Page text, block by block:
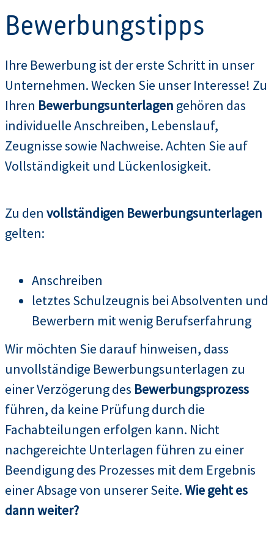
Bewerbungstipps
Ihre Bewerbung ist der erste Schritt in unser
Unternehmen. Wecken Sie unser Interesse! Zu
Ihren Bewerbungsunterlagen gehören das
individuelle Anschreiben, Lebenslauf,
Zeugnisse sowie Nachweise. Achten Sie auf
Vollständigkeit und Lückenlosigkeit.
Zu den vollständigen Bewerbungsunterlagen
gelten:
Anschreiben
letztes Schulzeugnis bei Absolventen und
Bewerbern mit wenig Berufserfahrung
Wir möchten Sie darauf hinweisen, dass
unvollständige Bewerbungsunterlagen zu
einer Verzögerung des Bewerbungsprozess
führen, da keine Prüfung durch die
Fachabteilungen erfolgen kann. Nicht
nachgereichte Unterlagen führen zu einer
Beendigung des Prozesses mit dem Ergebnis
einer Absage von unserer Seite.Wie geht es
dann weiter?